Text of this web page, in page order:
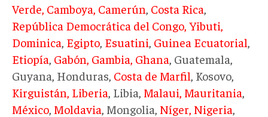
Verde, Camboya, Camerún Costa Rica
República Democrática del Congo, Yibuti,
Dominica Egipto Esuatini Guinea Ecuatorial
Etiopía Gabón, Gambia, Ghana , Guatemala,
Guyana, Honduras, Costa de Marfil , Kosovo,
Kirguistán, Liberia , Libia, Malaui, Mauritania
México Moldavia , Mongolia, Níger, Nigeria